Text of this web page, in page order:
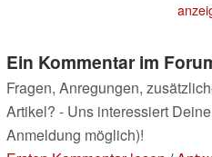
Ein Kommentar im
Fragen, Anregungen,
Artikel? - Uns interessiert
Anmeldung möglich)!